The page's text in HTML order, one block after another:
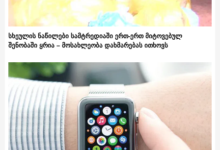
სხეულის ნაწილები სამტრედიაში ერთ-ერთ მიტოვებულ
შენობაში ყრია – მოსახლეობა დახმარებას ითხოვს